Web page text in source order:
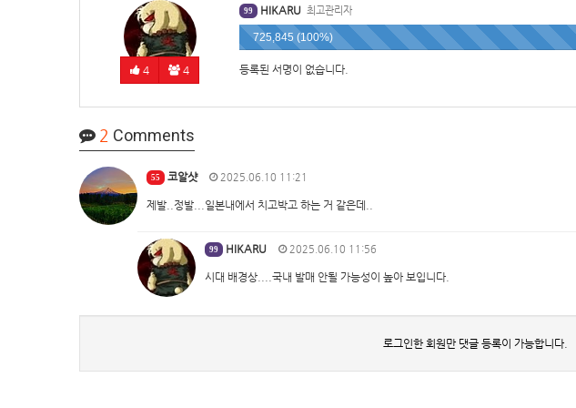
4 4
99 HIKARU 최고관리자
725,845 (100%)
등록된 서명이 없습니다.
2 Comments
55 코알샷 2025.06.10 11:21
제발..정발...일본내에서 치고박고 하는 거 같은데..
99 HIKARU 2025.06.10 11:56
시대 배경상....국내 발매 안될 가능성이 높아 보입니다.
로그인한 회원만 댓글 등록이 가능합니다.